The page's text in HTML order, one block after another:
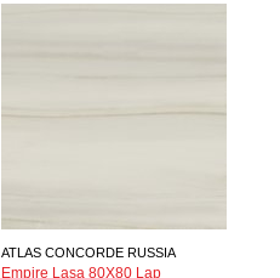
ATLAS CONCORDE RUSSIA
Empire Lasa 80X80 Lap